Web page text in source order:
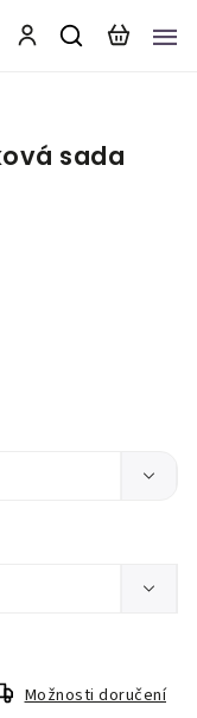
sada
Možnosti doručení